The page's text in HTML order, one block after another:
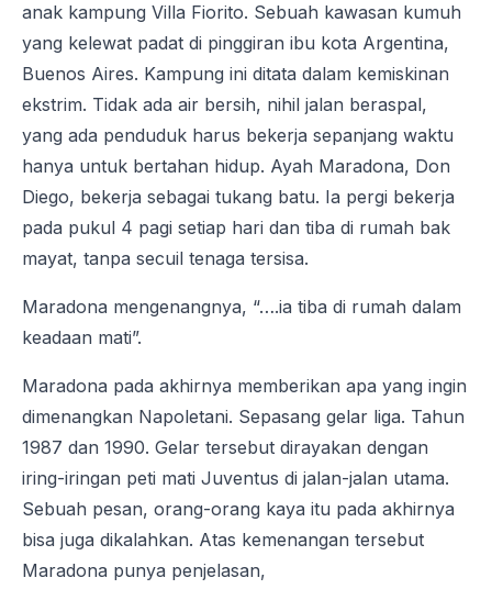
anak kampung Villa Fiorito. Sebuah kawasan kumuh
yang kelewat padat di pinggiran ibu kota Argentina,
Buenos Aires. Kampung ini ditata dalam kemiskinan
ekstrim. Tidak ada air bersih, nihil jalan beraspal,
yang ada penduduk harus bekerja sepanjang waktu
hanya untuk bertahan hidup. Ayah Maradona, Don
Diego, bekerja sebagai tukang batu. Ia pergi bekerja
pada pukul 4 pagi setiap hari dan tiba di rumah bak
mayat, tanpa secuil tenaga tersisa.
Maradona mengenangnya, “….ia tiba di rumah dalam
keadaan mati”.
Maradona pada akhirnya memberikan apa yang ingin
dimenangkan Napoletani. Sepasang gelar liga. Tahun
1987 dan 1990. Gelar tersebut dirayakan dengan
iring-iringan peti mati Juventus di jalan-jalan utama.
Sebuah pesan, orang-orang kaya itu pada akhirnya
bisa juga dikalahkan. Atas kemenangan tersebut
Maradona punya penjelasan,